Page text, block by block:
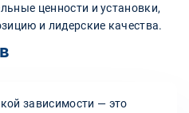
ценности и установки,
и лидерские качества.
зависимости — это